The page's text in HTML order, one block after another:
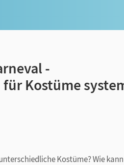
-
Kostüme
Kostüme? Wie